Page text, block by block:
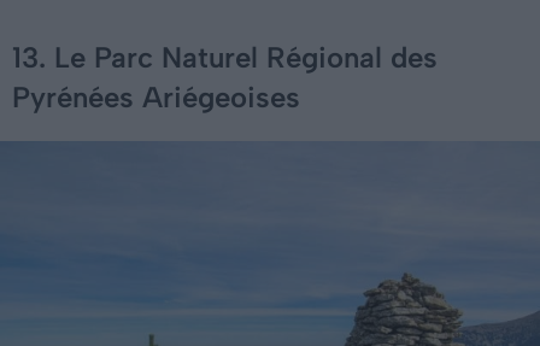
13. Le Parc Naturel Régional des
Pyrénées Ariégeoises